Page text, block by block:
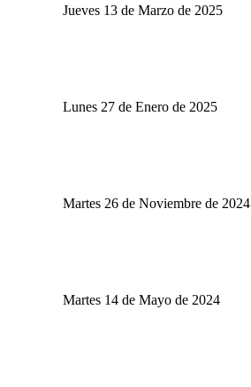
Jueves 13 de Marzo de 2025
Lunes 27 de Enero de 2025
Martes 26 de Noviembre de 2024
Martes 14 de Mayo de 2024